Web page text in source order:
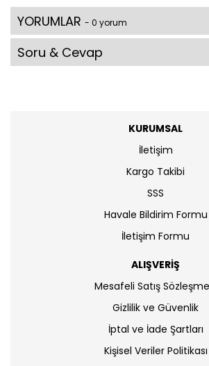
YORUMLAR - 0 yorum
Soru & Cevap
KURUMSAL
İletişim
Kargo Takibi
SSS
Havale Bildirim Formu
İletişim Formu
ALIŞVERİŞ
Mesafeli Satış
Gizlilik ve Güvenlik
İptal ve İade Şartları
Kişisel Veriler Politikası